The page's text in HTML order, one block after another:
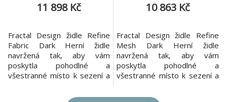
11 898 Kč
Fractal Design židle Refine
Fabric Dark Herní židle
navržená tak, aby vám
poskytla pohodlné a
všestranné místo k sezení a
ponoření do herního zážitku.
10 863 Kč
Fractal Design židle Refine
Mesh Dark Herní židle
navržená tak, aby vám
poskytla pohodlné a
všestranné místo k sezení a
ponoření do herního zážitku.